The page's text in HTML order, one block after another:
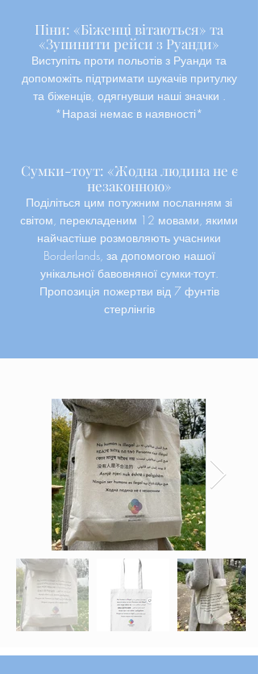
Піни: «Біженці вітаються» та
«Зупинити рейси з Руанди»
Виступіть проти польотів з Руанди та
допоможіть підтримати шукачів притулку
та біженців, одягнувши наші значки .
*Наразі немає в наявності*
Сумки-тоут: «Жодна людина не є
незаконною»
Поділіться цим потужним посланням зі
світом, перекладеним 12 мовами, якими
найчастіше розмовляють учасники
Borderlands, за допомогою нашої
унікальної бавовняної сумки-тоут.
Пропозиція пожертви від 7 фунтів
стерлінгів